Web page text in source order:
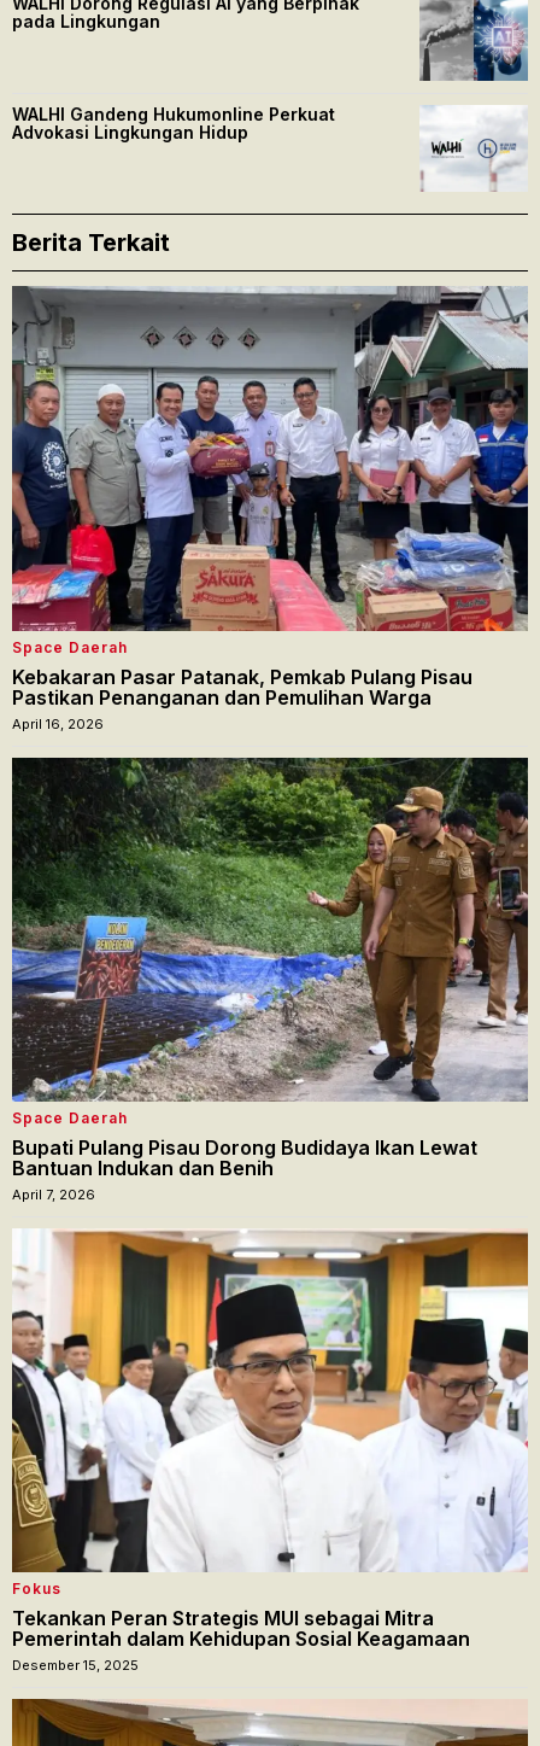
pada Lingkungan
WALHI Gandeng Hukumonline Perkuat
Advokasi Lingkungan Hidup
Berita Terkait
Space Daerah
Kebakaran Pasar Patanak, Pemkab Pulang Pisau
Pastikan Penanganan dan Pemulihan Warga
April 16, 2026
Space Daerah
Bupati Pulang Pisau Dorong Budidaya Ikan Lewat
Bantuan Indukan dan Benih
April 7, 2026
Fokus
Tekankan Peran Strategis MUI sebagai Mitra
Pemerintah dalam Kehidupan Sosial Keagamaan
Desember 15, 2025